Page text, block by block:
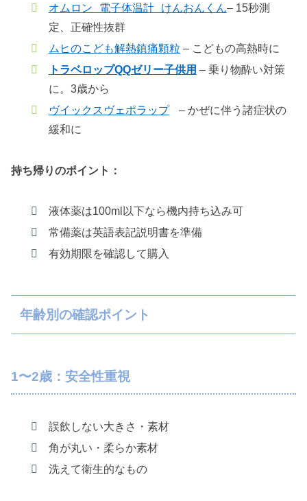
オムロン 電子体温計 けんおんくん– 15秒測
定、正確性抜群
ムヒのこども解熱鎮痛顆粒 – こどもの高熱時に
トラベロップQQゼリー子供用 – 乗り物酔い対策
に。3歳から
ヴイックスヴェポラップ
– かぜに伴う諸症状の
緩和に
持ち帰りのポイント：
液体薬は100ml以下なら機内持ち込み可
常備薬は英語表記説明書を準備
有効期限を確認して購入
年齢別の確認ポイント
1〜2歳：安全性重視
誤飲しない大きさ・素材
角が丸い・柔らか素材
洗えて衛生的なもの